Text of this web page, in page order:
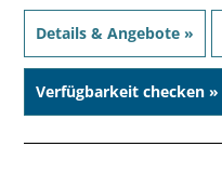
Details & Angebote »
Verfügbarkeit checken »